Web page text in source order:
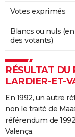
Votes exprimés
Blancs ou nuls
des votants)
RÉSULTAT DU
LARDIER-ET-
En 1992, un autre
non le traité de
référendum de
Valença.